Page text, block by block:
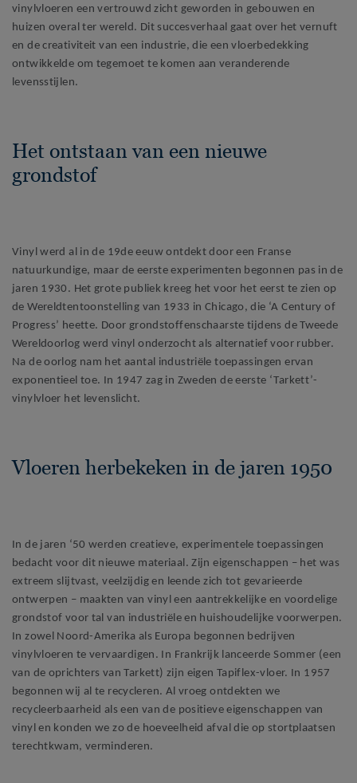
vinylvloeren een vertrouwd zicht geworden in gebouwen en
huizen overal ter wereld. Dit succesverhaal gaat over het vernuft
en de creativiteit van een industrie, die een vloerbedekking
ontwikkelde om tegemoet te komen aan veranderende
levensstijlen.
Het ontstaan van een nieuwe
grondstof
Vinyl werd al in de 19de eeuw ontdekt door een Franse
natuurkundige, maar de eerste experimenten begonnen pas in de
jaren 1930. Het grote publiek kreeg het voor het eerst te zien op
de Wereldtentoonstelling van 1933 in Chicago, die ‘A Century of
Progress’ heette. Door grondstoffenschaarste tijdens de Tweede
Wereldoorlog werd vinyl onderzocht als alternatief voor rubber.
Na de oorlog nam het aantal industriële toepassingen ervan
exponentieel toe. In 1947 zag in Zweden de eerste ‘Tarkett’-
vinylvloer het levenslicht.
Vloeren herbekeken in de jaren 1950
In de jaren ‘50 werden creatieve, experimentele toepassingen
bedacht voor dit nieuwe materiaal. Zijn eigenschappen – het was
extreem slijtvast, veelzijdig en leende zich tot gevarieerde
ontwerpen – maakten van vinyl een aantrekkelijke en voordelige
grondstof voor tal van industriële en huishoudelijke voorwerpen.
In zowel Noord-Amerika als Europa begonnen bedrijven
vinylvloeren te vervaardigen. In Frankrijk lanceerde Sommer (een
van de oprichters van Tarkett) zijn eigen Tapiflex-vloer. In 1957
begonnen wij al te recycleren. Al vroeg ontdekten we
recycleerbaarheid als een van de positieve eigenschappen van
vinyl en konden we zo de hoeveelheid afval die op stortplaatsen
terechtkwam, verminderen.